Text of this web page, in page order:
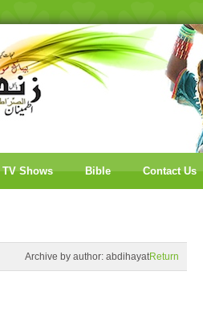
TV Shows Bible Contact Us
Archive by author: abdihayatReturn